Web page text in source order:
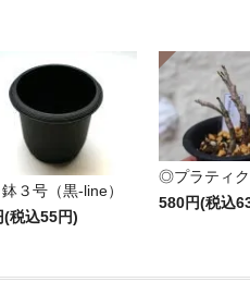
３号（黒-line）
(税込55円)
◎プラティ
580円(税込